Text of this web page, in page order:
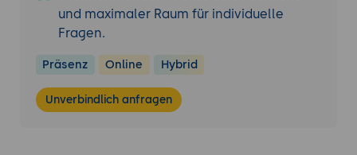
und maximaler Raum für individuelle
Fragen.
Präsenz Online Hybrid
Unverbindlich anfragen